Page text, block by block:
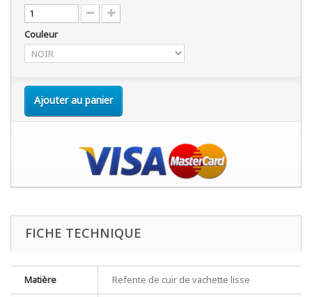
Couleur
Ajouter au panier
FICHE TECHNIQUE
Matière Refente de cuir de vachette lisse